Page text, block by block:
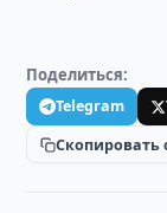
Поделиться:
Telegram
Скопировать